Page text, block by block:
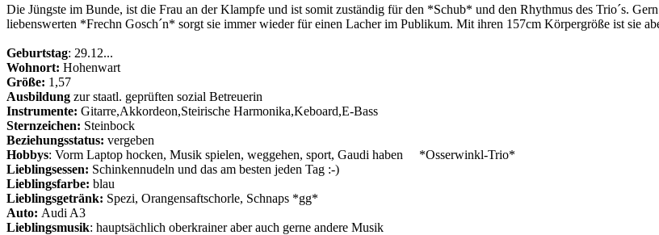
Die Jüngste im Bunde, ist die Frau an der Klampfe und ist somit zuständig für den *Schub* und den Rhythmus des Trio´s.
liebenswerten *Frechn Gosch´n* sorgt sie immer wieder für einen Lacher im Publikum. Mit ihren 157cm Körpergröße ist sie
Geburtstag: 29.12...
Wohnort: Hohenwart
Größe: 1,57
Ausbildung zur staatl. geprüften sozial Betreuerin
Instrumente: Gitarre,Akkordeon,Steirische Harmonika,Keboard,E-Bass
Sternzeichen: Steinbock
Beziehungsstatus: vergeben
Hobbys: Vorm Laptop hocken, Musik spielen, weggehen, sport, Gaudi haben *Osserwinkl-Trio*
Lieblingsessen: Schinkennudeln und das am besten jeden Tag :-)
Lieblingsfarbe: blau
Lieblingsgetränk: Spezi, Orangensaftschorle, Schnaps *gg*
Auto: Audi A3
Lieblingsmusik: hauptsächlich oberkrainer aber auch gerne andere Musik